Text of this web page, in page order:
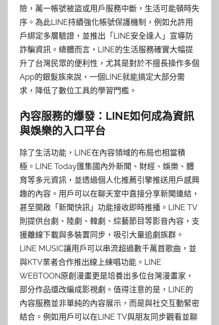
險，萬一帳號被盜或用戶服務中斷，生活可能頓時失
序。為此LINE持續強化帳號保護機制，例如允許用
戶綁定多層驗證，並推出「LINE安全達人」宣導防
詐騙資訊。總體而言，LINE的生活服務確實大幅提
升了台灣民眾的便利性，尤其是對於不擅長操作多個
App的銀髮族來說，一個LINE就能搞定大部分需
求，降低了數位工具的學習門檻。
內容服務的爆發：LINE如何成為資訊
與娛樂的入口平台
除了生活功能，LINE在內容領域的布局也相當積
極。LINE Today匯集國內外新聞、財經、娛樂、體
育等多元資訊，並透過個人化推薦引擎推送用戶感興
趣的內容。用戶可以在聊天室中直接分享新聞連結，
甚至開啟「新聞快訊」功能接收即時推播。LINE TV
則提供台劇、陸劇、韓劇、綜藝節目等影音內容，支
援離線下載與多裝置同步，吸引大量追劇族群。
LINE MUSIC讓用戶可以串流超過數千萬首歌曲，並
與KTV業者合作推出線上練唱功能。LINE
WEBTOON原創漫畫更是培養出多位台灣漫畫家，
部分作品還改編成影視劇。值得注意的是，LINE的
內容服務並非單純的內容展示，而是與社交互動緊密
結合。例如用戶可以在LINE TV與朋友同步觀看並聊